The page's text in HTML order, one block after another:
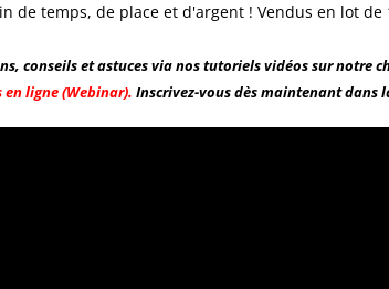
de temps, de place et d'argent ! Vendus en lot de
conseils et astuces via nos tutoriels vidéos sur notre
ligne (Webinar). Inscrivez-vous dès maintenant dans